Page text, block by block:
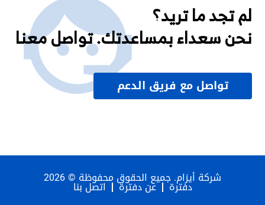
لم تجد ما تريد؟
نحن سعداء بمساعدتك. تواصل معنا
تواصل مع فريق الدعم
شركة أيزام. جميع الحقوق محفوظة © 2026
دفترة عن دفترة اتصل بنا